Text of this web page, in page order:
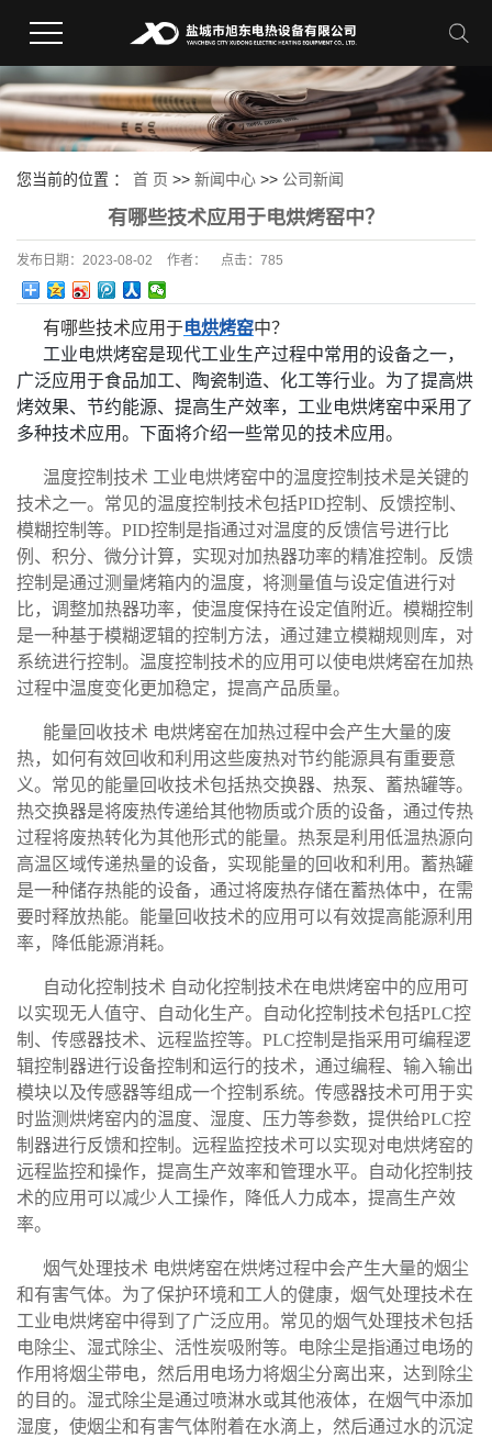
您当前的位置 ： 首 页 >> 新闻中心 >> 公司新闻
有哪些技术应用于电烘烤窑中？
发布日期： 2023-08-02 作者： 点击： 785
有哪些技术应用于电烘烤窑中？
工业电烘烤窑是现代工业生产过程中常用的设备之一，
广泛应用于食品加工、陶瓷制造、化工等行业。为了提高烘
烤效果、节约能源、提高生产效率，工业电烘烤窑中采用了
多种技术应用。下面将介绍一些常见的技术应用。
温度控制技术 工业电烘烤窑中的温度控制技术是关键的
技术之一。常见的温度控制技术包括PID控制、反馈控制、
模糊控制等。PID控制是指通过对温度的反馈信号进行比
例、积分、微分计算，实现对加热器功率的精准控制。反馈
控制是通过测量烤箱内的温度，将测量值与设定值进行对
比，调整加热器功率，使温度保持在设定值附近。模糊控制
是一种基于模糊逻辑的控制方法，通过建立模糊规则库，对
系统进行控制。温度控制技术的应用可以使电烘烤窑在加热
过程中温度变化更加稳定，提高产品质量。
能量回收技术 电烘烤窑在加热过程中会产生大量的废
热，如何有效回收和利用这些废热对节约能源具有重要意
义。常见的能量回收技术包括热交换器、热泵、蓄热罐等。
热交换器是将废热传递给其他物质或介质的设备，通过传热
过程将废热转化为其他形式的能量。热泵是利用低温热源向
高温区域传递热量的设备，实现能量的回收和利用。蓄热罐
是一种储存热能的设备，通过将废热存储在蓄热体中，在需
要时释放热能。能量回收技术的应用可以有效提高能源利用
率，降低能源消耗。
自动化控制技术 自动化控制技术在电烘烤窑中的应用可
以实现无人值守、自动化生产。自动化控制技术包括PLC控
制、传感器技术、远程监控等。PLC控制是指采用可编程逻
辑控制器进行设备控制和运行的技术，通过编程、输入输出
模块以及传感器等组成一个控制系统。传感器技术可用于实
时监测烘烤窑内的温度、湿度、压力等参数，提供给PLC控
制器进行反馈和控制。远程监控技术可以实现对电烘烤窑的
远程监控和操作，提高生产效率和管理水平。自动化控制技
术的应用可以减少人工操作，降低人力成本，提高生产效
率。
烟气处理技术 电烘烤窑在烘烤过程中会产生大量的烟尘
和有害气体。为了保护环境和工人的健康，烟气处理技术在
工业电烘烤窑中得到了广泛应用。常见的烟气处理技术包括
电除尘、湿式除尘、活性炭吸附等。电除尘是指通过电场的
作用将烟尘带电，然后用电场力将烟尘分离出来，达到除尘
的目的。湿式除尘是通过喷淋水或其他液体，在烟气中添加
湿度，使烟尘和有害气体附着在水滴上，然后通过水的沉淀